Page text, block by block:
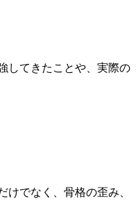
してきたことや、実際の
でなく、骨格の歪み、